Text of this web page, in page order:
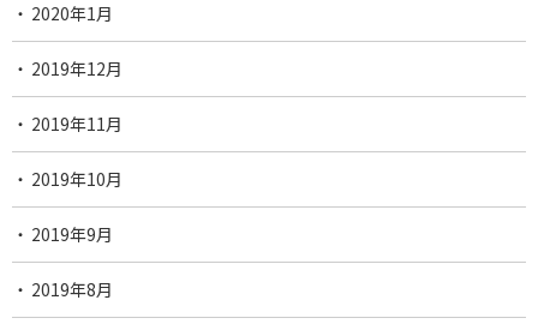
2020年1月
2019年12月
2019年11月
2019年10月
2019年9月
2019年8月